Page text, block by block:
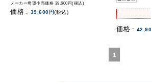
メーカー希望小売価格 39,600円(税込)
価格 : 39,600円(税込)
価格 :
1